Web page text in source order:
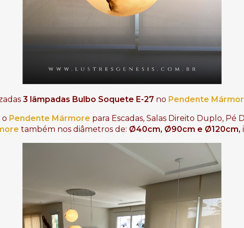
3 lâmpadas Bulbo Soquete E-27 no Pendente
o Pendente Mármore para Escadas, Salas Direito Duplo, Pé
também nos diâmetros de: Ø40cm, Ø90cm e Ø120cm,